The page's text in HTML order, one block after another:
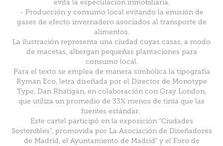
evita la especulación inmobiliaria.
- Producción y consumo local evitando la emisión de
gases de efecto invernadero asociados al transporte de
alimentos.
La ilustración representa una ciudad cuyas casas, a modo
de macetas, albergan pequeñas plantaciones para
consumo local.
Para el texto se emplea de manera simbólica la tipografía
Ryman Eco, letra diseñada por el Director de Monotype
Type, Dan Rhatigan, en colaboración con Gray London,
que utiliza un promedio de 33% menos de tinta que las
fuentes estándar.
Este cartel participó en la exposición “Ciudades
Sostenibles”, promovida por La Asociación de Diseñadores
de Madrid, el Ayuntamiento de Madrid" y el Foro de